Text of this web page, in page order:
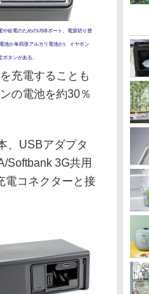
や給電のためのUSBポート、電源切り替
池か単四形アルカリ電池か)、イヤホン
ボタンがある。
充電することも
の電池を約30％
、USBアダプタ
Softbank 3G共用
電コネクターと接